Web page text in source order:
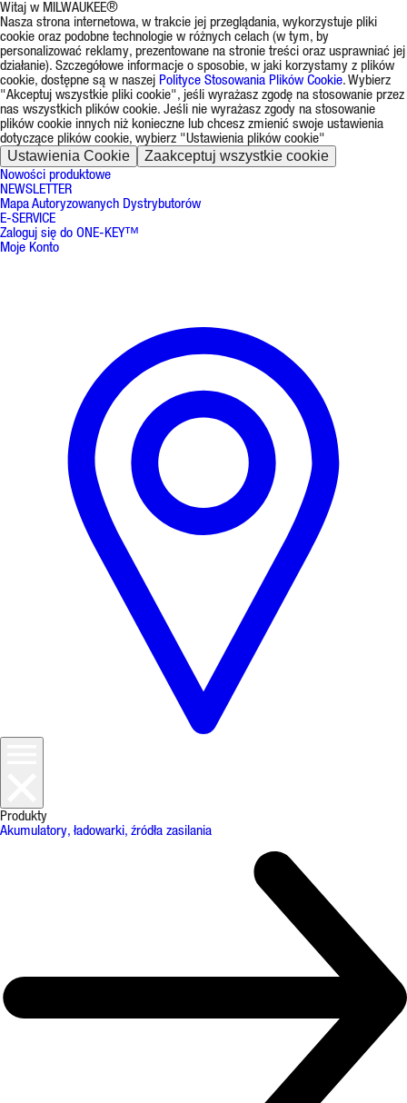
Witaj w MILWAUKEE®
Nasza strona internetowa, w trakcie jej przeglądania, wykorzystuje pliki
cookie oraz podobne technologie w różnych celach (w tym, by
personalizować reklamy, prezentowane na stronie treści oraz usprawniać jej
działanie). Szczegółowe informacje o sposobie, w jaki korzystamy z plików
cookie, dostępne są w naszej Polityce Stosowania Plików Cookie. Wybierz
"Akceptuj wszystkie pliki cookie", jeśli wyrażasz zgodę na stosowanie przez
nas wszystkich plików cookie. Jeśli nie wyrażasz zgody na stosowanie
plików cookie innych niż konieczne lub chcesz zmienić swoje ustawienia
dotyczące plików cookie, wybierz "Ustawienia plików cookie"
Ustawienia Cookie Zaakceptuj wszystkie cookie
Nowości produktowe
NEWSLETTER
Mapa Autoryzowanych Dystrybutorów
E-SERVICE
Zaloguj się do ONE-KEY™
Moje Konto
Produkty
Akumulatory, ładowarki, źródła zasilania